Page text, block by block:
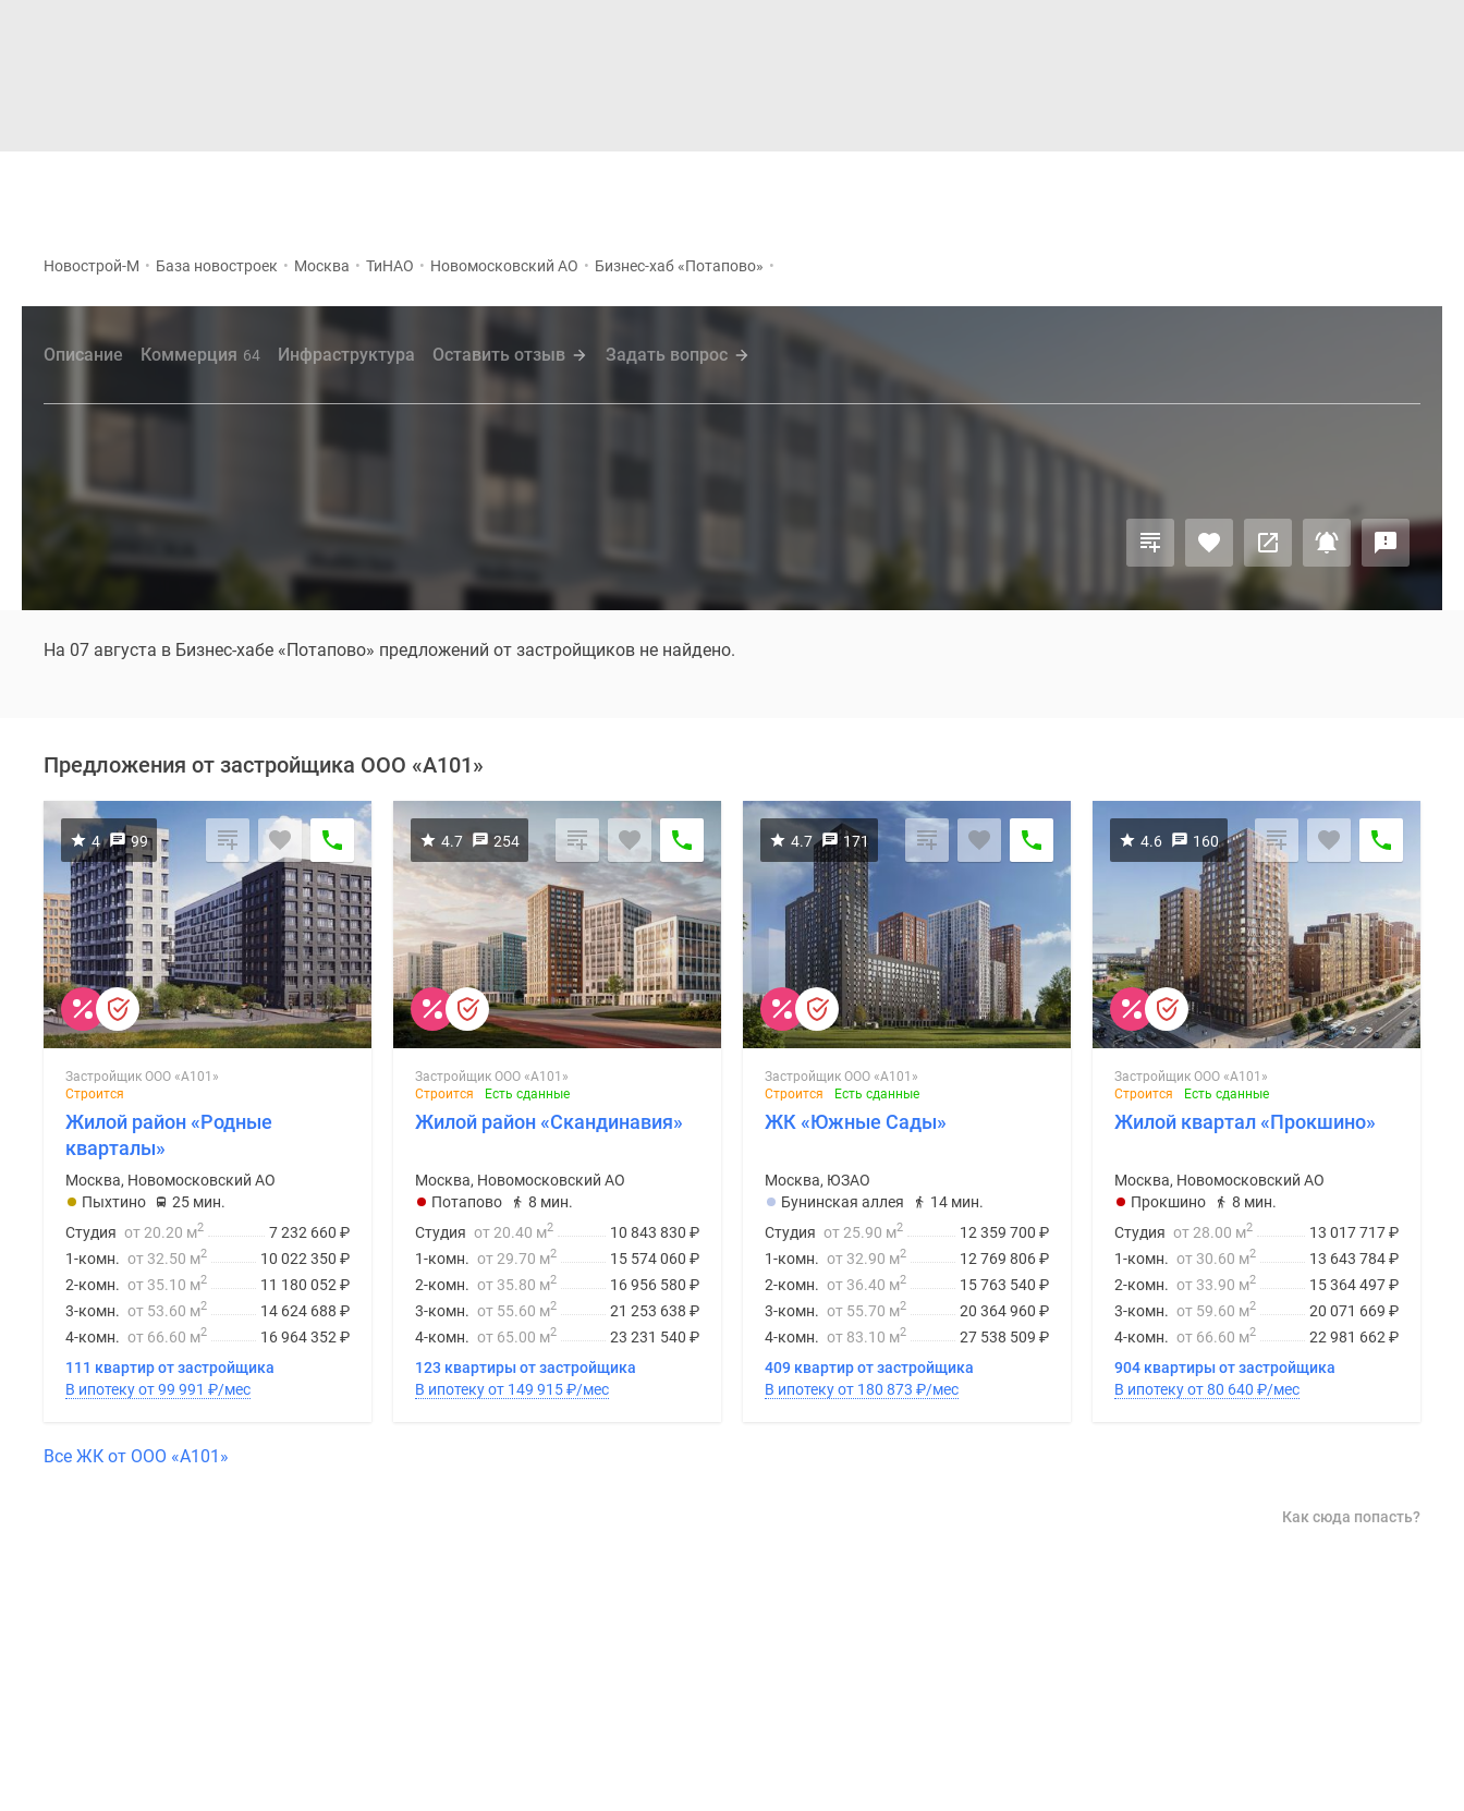
Новострой-М • База новостроек • Москва • ТиНАО • Новомосковский АО • Бизнес-хаб «Потапово» •
Описание Коммерция 64 Инфраструктура Оставить отзыв Задать вопрос
На 07 августа в Бизнес-хабе «Потапово» предложений от застройщиков не найдено.
Предложения от застройщика ООО «А101»
4 99
Застройщик ООО «А101»
Строится
Жилой район «Родные
кварталы»
Москва, Новомосковский АО
Пыхтино
25 мин.
7 232 660 ₽
Студия от 20.20 м2
10 022 350 ₽
1-комн. от 32.50 м2
11 180 052 ₽
2-комн. от 35.10 м2
14 624 688 ₽
3-комн. от 53.60 м2
16 964 352 ₽
4-комн. от 66.60 м2
111 квартир от застройщика
В ипотеку от 99 991 ₽/мес
4.7 254
Застройщик ООО «А101»
Строится
Есть сданные
Жилой район «Скандинавия»
Москва, Новомосковский АО
Потапово
8 мин.
10 843 830 ₽
Студия от 20.40 м2
15 574 060 ₽
1-комн. от 29.70 м2
16 956 580 ₽
2-комн. от 35.80 м2
21 253 638 ₽
3-комн. от 55.60 м2
23 231 540 ₽
4-комн. от 65.00 м2
123 квартиры от застройщика
В ипотеку от 149 915₽/мес
4.7 171
Застройщик ООО «А101»
Строится
Есть сданные
ЖК «Южные Сады»
Москва, ЮЗАО
Бунинская аллея
14 мин.
12 359 700 ₽
Студия от 25.90 м2
12 769 806₽
1-комн. от 32.90 м2
15 763 540 ₽
2-комн. от 36.40 м2
20 364 960 ₽
3-комн. от 55.70 м2
27 538 509 ₽
4-комн. от 83.10 м2
409 квартир от застройщика
В ипотеку от 180 873 ₽/мес
4.6 160
Застройщик ООО «А101»
Строится
Есть сданные
Жилой квартал «Прокшино»
Москва, Новомосковский АО
Прокшино
8 мин.
13 017 717₽
Студия от 28.00 м2
13 643 784₽
1-комн. от 30.60 м2
15 364 497₽
2-комн. от 33.90 м2
20 071 669 ₽
3-комн. от 59.60 м2
22 981 662 ₽
4-комн. от 66.60 м2
904 квартиры от застройщика
В ипотеку от 80 640 ₽/мес
Все ЖК от ООО «А101»
Как сюда попасть?